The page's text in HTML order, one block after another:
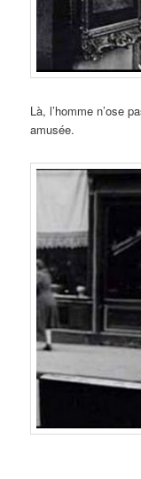
Là, l’homme n’ose
amusée.